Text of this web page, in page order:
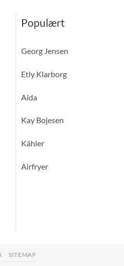
Populært
Georg Jensen
Etly Klarborg
Aida
Kay Bojesen
Kähler
Airfryer
SITEMAP